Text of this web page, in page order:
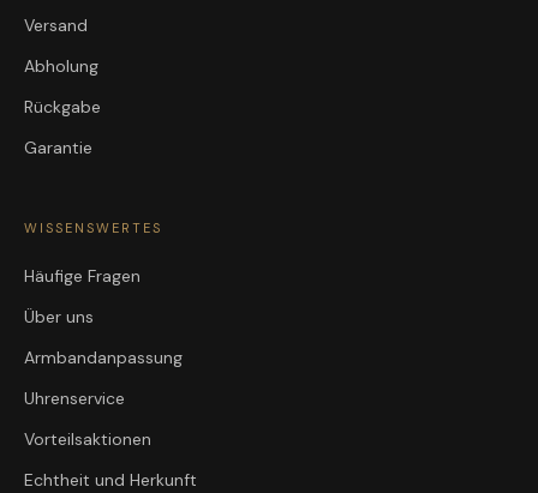
Versand
Abholung
Rückgabe
Garantie
WISSENSWERTES
Häufige Fragen
Über uns
Armbandanpassung
Uhrenservice
Vorteilsaktionen
Echtheit und Herkunft